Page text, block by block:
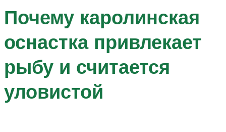
Почему каролинская
оснастка привлекает
рыбу и считается
уловистой